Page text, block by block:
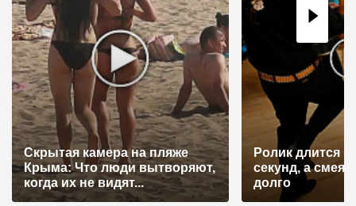
п
о
з
а
п
и
с
я
Скрытая камера на пляже
Крыма: Что люди вытворяют,
когда их не видят...
Ролик длится
секунд, а
долго